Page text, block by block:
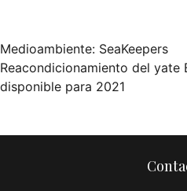
Navegación
de
Medioambiente: SeaKeepers
Reacondicionamiento del yate
disponible para 2021